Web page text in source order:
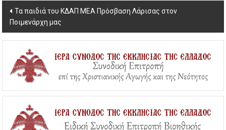
Post
navigation
Τα παιδιά του ΚΔΑΠ ΜΕΑ Πρόσβαση Λάρισας στον
Ποιμενάρχη μας